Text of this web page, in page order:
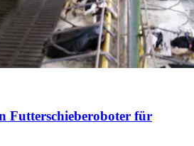
Futterschieberoboter für